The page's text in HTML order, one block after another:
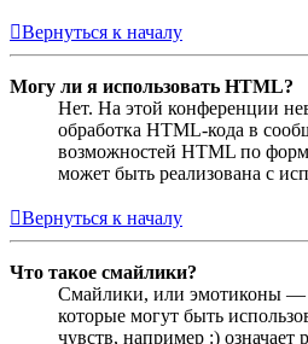
Вернуться к началу
Могу ли я использовать HTML?
Нет. На этой конференции
обработка HTML-кода в
возможностей HTML по
может быть реализована с
Вернуться к началу
Что такое смайлики?
Смайлики, или эмотиконы —
которые могут быть
чувств, например :) означает